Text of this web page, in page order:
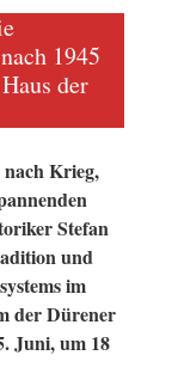
1945
der
Krieg,
Stefan
und
im
der Dürener
Juni, um 18